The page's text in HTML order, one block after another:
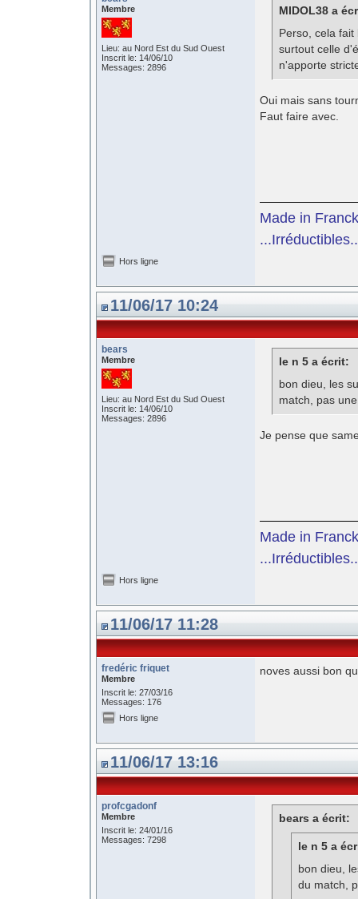
Membre
Lieu: au Nord Est du Sud Ouest
Inscrit le: 14/06/10
Messages: 2896
MIDOL38 a
Perso, cela
surtout celle
n'apporte
Oui mais sans
Faut faire avec.
Made in Franck
Hors ligne
11/06/17 10:24
bears
Membre
Lieu: au Nord Est du Sud Ouest
Inscrit le: 14/06/10
Messages: 2896
le n 5 a écrit:
bon dieu, les
match, pas
Je pense que
Made in Franck
Hors ligne
11/06/17 11:28
fredéric friquet
Membre
Inscrit le: 27/03/16
Messages: 176
noves aussi bon
Hors ligne
11/06/17 13:16
profcgadonf
Membre
Inscrit le: 24/01/16
Messages: 7298
bears a écrit:
le n 5 a
bon dieu,
du match,